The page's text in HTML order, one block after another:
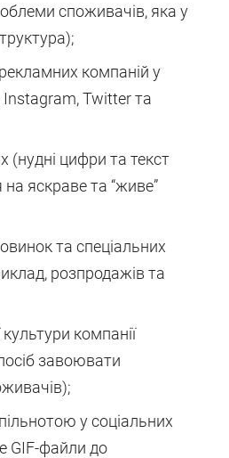
споживачів, яка у
компаній у
Instagram, Twitter та
(нудні цифри та текст
яскраве та “живе”
та спеціальних
розпродажів та
компанії
завоювати
у соціальних
GIF-файли до